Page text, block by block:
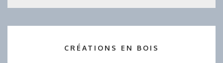
CRÉATIONS EN BOIS